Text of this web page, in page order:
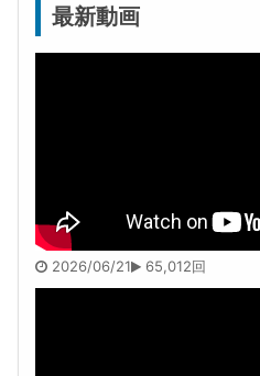
最新動画
2026/06/21 65,012回